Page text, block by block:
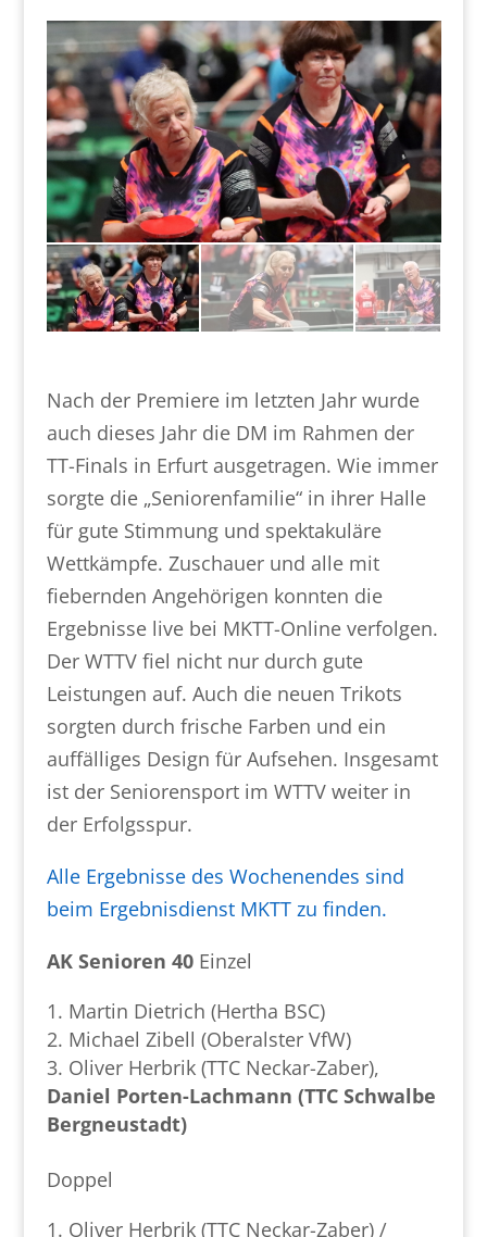
Nach der Premiere im letzten Jahr wurde
auch dieses Jahr die DM im Rahmen der
TT-Finals in Erfurt ausgetragen. Wie immer
sorgte die „Seniorenfamilie“ in ihrer Halle
für gute Stimmung und spektakuläre
Wettkämpfe. Zuschauer und alle mit
fiebernden Angehörigen konnten die
Ergebnisse live bei MKTT-Online verfolgen.
Der WTTV fiel nicht nur durch gute
Leistungen auf. Auch die neuen Trikots
sorgten durch frische Farben und ein
auffälliges Design für Aufsehen. Insgesamt
ist der Seniorensport im WTTV weiter in
der Erfolgsspur.
Alle Ergebnisse des Wochenendes sind
beim Ergebnisdienst MKTT zu finden.
AK Senioren 40 Einzel
Martin Dietrich (Hertha BSC)
Michael Zibell (Oberalster VfW)
Oliver Herbrik (TTC Neckar-Zaber),
Daniel Porten-Lachmann (TTC Schwalbe
Bergneustadt)
Doppel
Oliver Herbrik (TTC Neckar-Zaber) /